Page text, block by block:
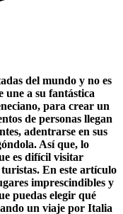
del mundo y no es
une a su fantástica
para crear un
de personas llegan
adentrarse en sus
Así que, lo
es difícil visitar
En este artículo
imprescindibles y
puedas elegir qué
un viaje por Italia